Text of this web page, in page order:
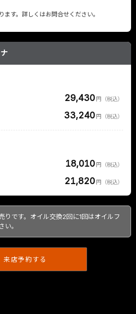
す。詳しくはお問合せください。
29,430円（税込）
33,240円（税込）
18,010円（税込）
21,820円（税込）
りです。オイル交換2回に1回はオイルフ
い。
来店予約する